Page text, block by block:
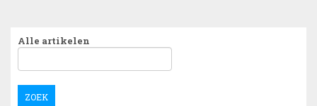
Alle artikelen
ZOEK